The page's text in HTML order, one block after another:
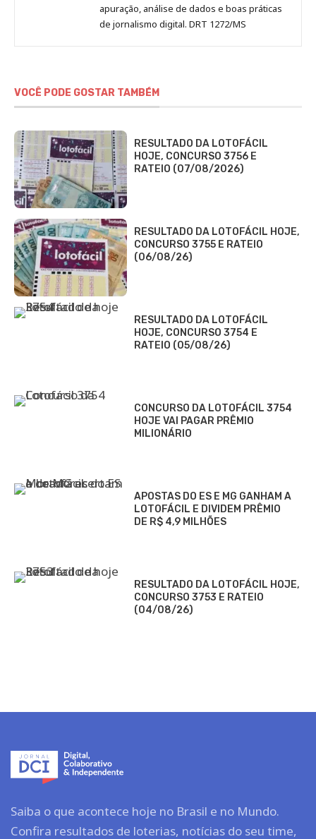
apuração, análise de dados e boas práticas
de jornalismo digital. DRT 1272/MS
VOCÊ PODE GOSTAR TAMBÉM
RESULTADO DA LOTOFÁCIL
HOJE, CONCURSO 3756 E
RATEIO (07/08/2026)
RESULTADO DA LOTOFÁCIL HOJE,
CONCURSO 3755 E RATEIO
(06/08/26)
RESULTADO DA LOTOFÁCIL
HOJE, CONCURSO 3754 E
RATEIO (05/08/26)
CONCURSO DA LOTOFÁCIL 3754
HOJE VAI PAGAR PRÊMIO
MILIONÁRIO
APOSTAS DO ES E MG GANHAM A
LOTOFÁCIL E DIVIDEM PRÊMIO
DE R$ 4,9 MILHÕES
RESULTADO DA LOTOFÁCIL HOJE,
CONCURSO 3753 E RATEIO
(04/08/26)
Saiba o que acontece hoje no Brasil e no Mundo.
Confira resultados de loterias, notícias do seu time,